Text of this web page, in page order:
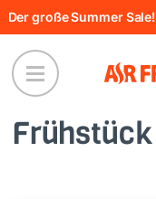
Direkt
zum
Inhalt
Der große Summer Sale!
Frühstück